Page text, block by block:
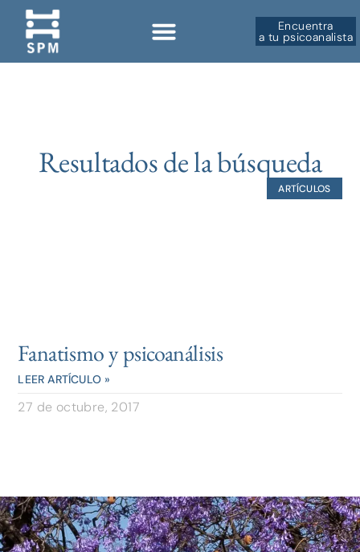
Encuentra
a tu psicoanalista
Resultados de la búsqueda
ARTÍCULOS
Fanatismo y psicoanálisis
LEER ARTÍCULO »
27 de octubre, 2017